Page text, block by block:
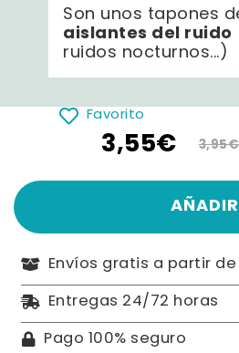
Son unos tapones
aislantes del ruido
ruidos nocturnos...)
Favorito
3,55€ 3,95€
AÑADIR
Envíos gratis a partir
Entregas 24/72 horas
Pago 100% seguro